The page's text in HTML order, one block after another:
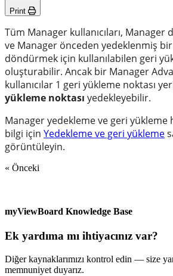
Print
Tüm Manager kullanıcıları,
ve Manager önceden yedeklenmiş
döndürmek için kullanılabilen geri
oluşturabilir. Ancak bir Manager
kullanıcılar 1 geri yükleme noktası
yükleme noktası yedekleyebilir.
Manager yedekleme ve geri yükleme
bilgi için Yedekleme ve geri yükleme
görüntüleyin.
« Önceki
myViewBoard Knowledge Base
Ek yardıma mı ihtiyacınız var?
Diğer kaynaklarımızı kontrol edin — size
memnuniyet duyarız.